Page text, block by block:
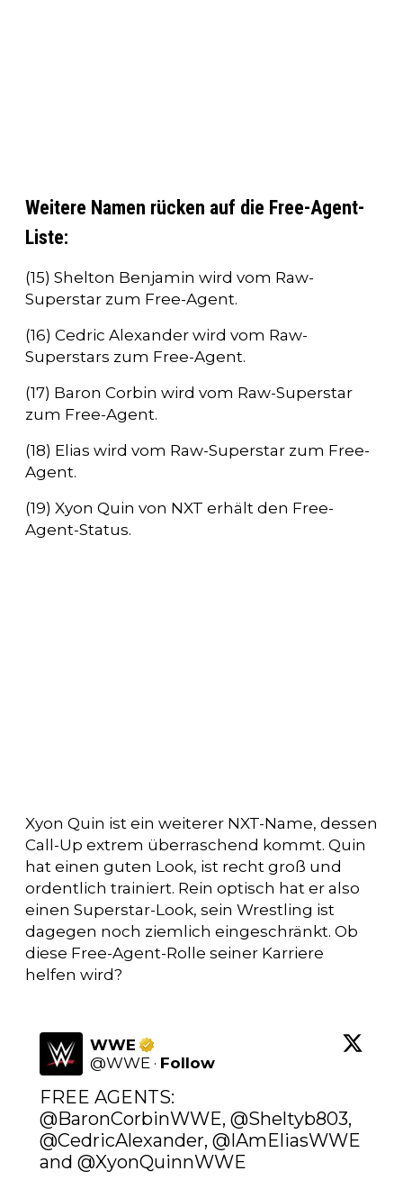
Weitere Namen rücken auf die Free-Agent-
Liste:
(15) Shelton Benjamin wird vom Raw-
Superstar zum Free-Agent.
(16) Cedric Alexander wird vom Raw-
Superstars zum Free-Agent.
(17) Baron Corbin wird vom Raw-Superstar
zum Free-Agent.
(18) Elias wird vom Raw-Superstar zum Free-
Agent.
(19) Xyon Quin von NXT erhält den Free-
Agent-Status.
Xyon Quin ist ein weiterer NXT-Name, dessen
Call-Up extrem überraschend kommt. Quin
hat einen guten Look, ist recht groß und
ordentlich trainiert. Rein optisch hat er also
einen Superstar-Look, sein Wrestling ist
dagegen noch ziemlich eingeschränkt. Ob
diese Free-Agent-Rolle seiner Karriere
helfen wird?
WWE
@WWE · Follow
@BaronCorbinWWE, @Sheltyb803
@CedricAlexander, @IAmEliasWWE
and @XyonQuinnWWE